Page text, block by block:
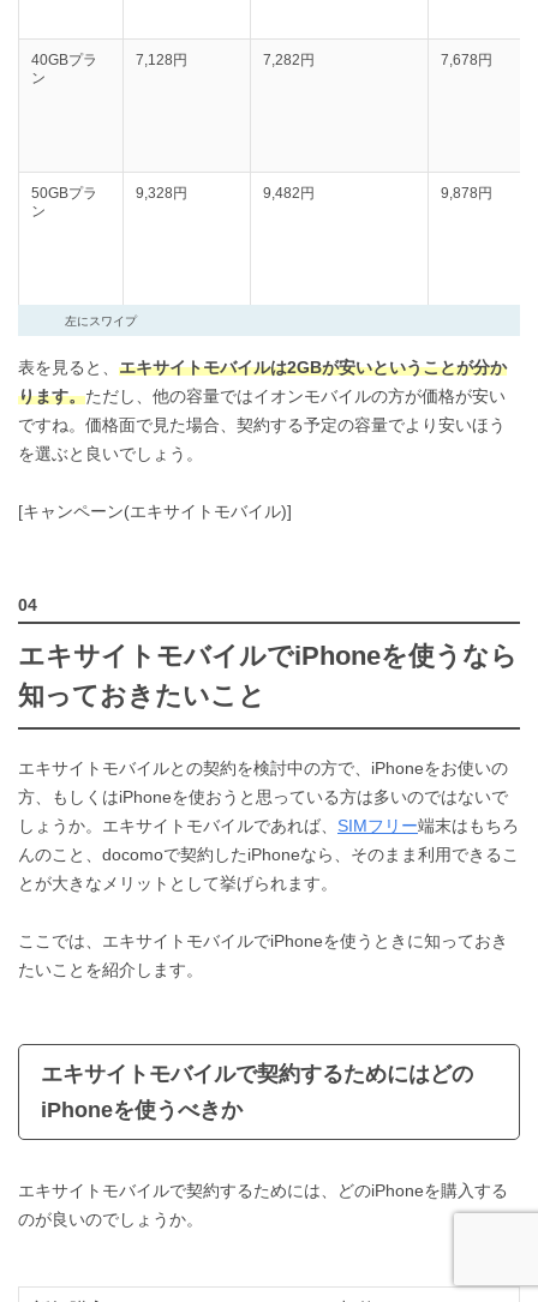
40GBプラ
ン
7,128円 7,282‬円 7,678円
50GBプラ
ン
9,328円 9,482円 9,878円
左にスワイプ
表を見ると、 エキサイトモバイルは2GBが安いということが分か
ります。ただし、他の容量ではイオンモバイルの方が価格が安い
ですね。価格面で見た場合、契約する予定の容量でより安いほう
を選ぶと良いでしょう。
[キャンペーン(エキサイトモバイル)]
エキサイトモバイルでiPhoneを使うなら
知っておきたいこと
エキサイトモバイルとの契約を検討中の方で、iPhoneをお使いの
方、もしくはiPhoneを使おうと思っている方は多いのではないで
しょうか。エキサイトモバイルであれば、 SIMフリー端末はもちろ
んのこと、docomoで契約したiPhoneなら、そのまま利用できるこ
とが大きなメリットとして挙げられます。
ここでは、エキサイトモバイルでiPhoneを使うときに知っておき
たいことを紹介します。
エキサイトモバイルで契約するためにはどの
iPhoneを使うべきか
エキサイトモバイルで契約するためには、どのiPhoneを購入する
のが良いのでしょうか。